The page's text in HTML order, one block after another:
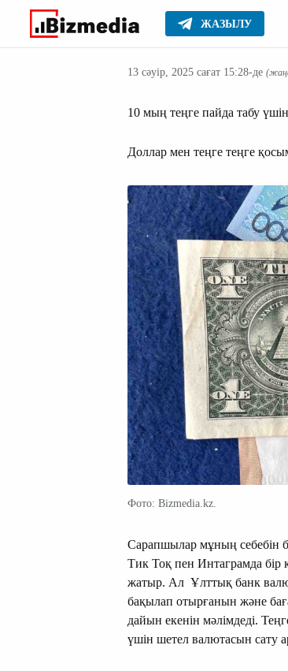
ЖАЗЫЛУ
Басты Маңызды
13 сәуір, 2025 сағат 15:28-де
10 мың теңге пайда табу
Доллар мен теңге теңге
Фото: Bizmedia.kz.
Сарапшылар мұның себебін
Тик Тоқ пен Интаграмда бір
жатыр. Ал Ұлттық банк
бақылап отырғанын және
дайын екенін мәлімдеді.
үшін шетел валютасын сату